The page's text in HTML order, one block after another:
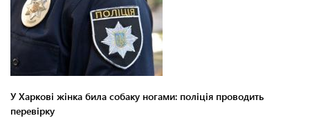
У Харкові жінка била собаку ногами: поліція проводить
перевірку